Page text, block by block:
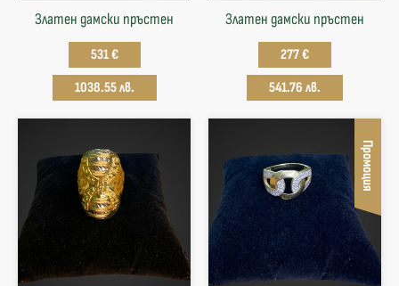
Златен дамски пръстен
531 €
1038.55 лв.
Златен дамски пръстен
277 €
541.76 лв.
Промоция